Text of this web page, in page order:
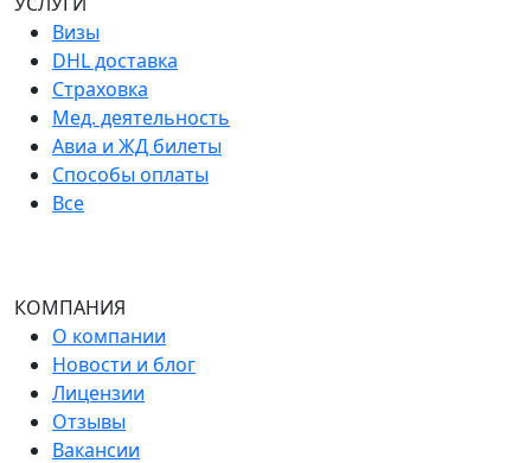
Визы
DHL доставка
Страховка
Мед. деятельность
Авиа и ЖД билеты
Способы оплаты
Все
КОМПАНИЯ
О компании
Новости и блог
Лицензии
Отзывы
Вакансии